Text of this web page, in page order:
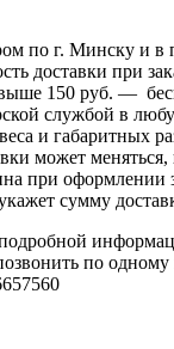
по г. Минску и в
доставки при
150 руб. —
службой в
и габаритных
может
при оформлении
сумму
по одному